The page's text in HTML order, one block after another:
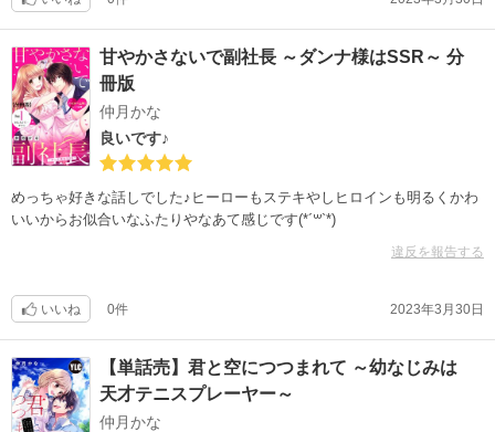
甘やかさないで副社長 ～ダンナ様はSSR～ 分
冊版
仲月かな
良いです♪
めっちゃ好きな話しでした♪ヒーローもステキやしヒロインも明るくかわ
いいからお似合いなふたりやなあて感じです(*´꒳`*)
違反を報告する
いいね 0件 2023年3月30日
【単話売】君と空につつまれて ～幼なじみは
天才テニスプレーヤー～
仲月かな